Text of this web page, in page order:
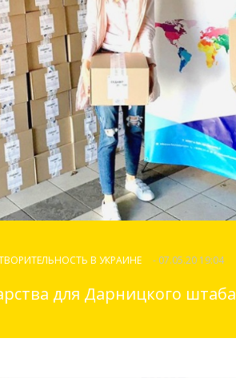
В УКРАИНЕ - 07.05.20 19:04
для Дарницкого штаба